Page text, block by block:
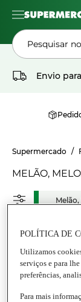
Pesquisar
Envio para
Supermercado
MELÃO,
5 DIAS
FRESCO
POLÍTICA DE
Utilizamos
serviços e para
preferências,
Para mais